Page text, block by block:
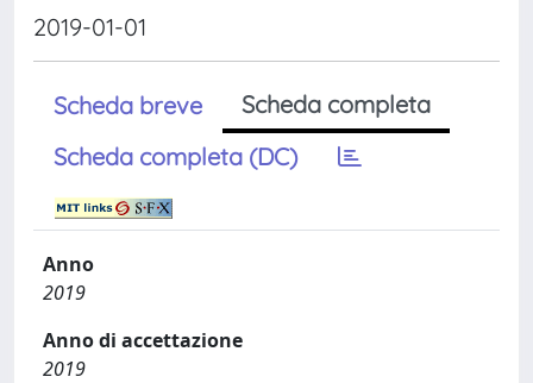
2019-01-01
Scheda breve
Scheda completa
Scheda completa (DC)
Anno
2019
Anno di accettazione
2019